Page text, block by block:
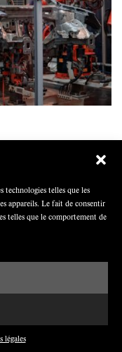
technologies telles que les
appareils. Le fait de consentir
telles que le comportement de
légales
nouveau
industriel se
de valeur qui
une division du
se
les
civilisation fondée
et une véritable
objectifs concrets,